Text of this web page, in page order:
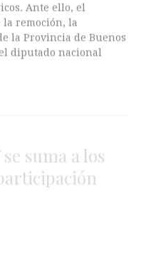
la remoción, la
la Provincia de Buenos
diputado nacional
de San Martín,